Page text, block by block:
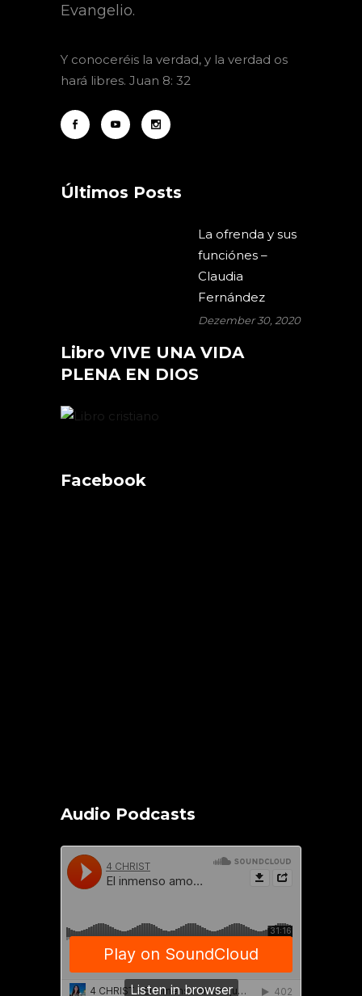
Evangelio.
Y conoceréis la verdad, y la verdad os
hará libres. Juan 8: 32
Últimos Posts
La ofrenda y sus
funciónes –
Claudia
Fernández
Dezember 30, 2020
Libro VIVE UNA VIDA
PLENA EN DIOS
Facebook
Audio Podcasts